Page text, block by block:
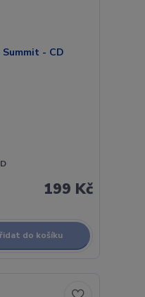
199 Kč
do košíku